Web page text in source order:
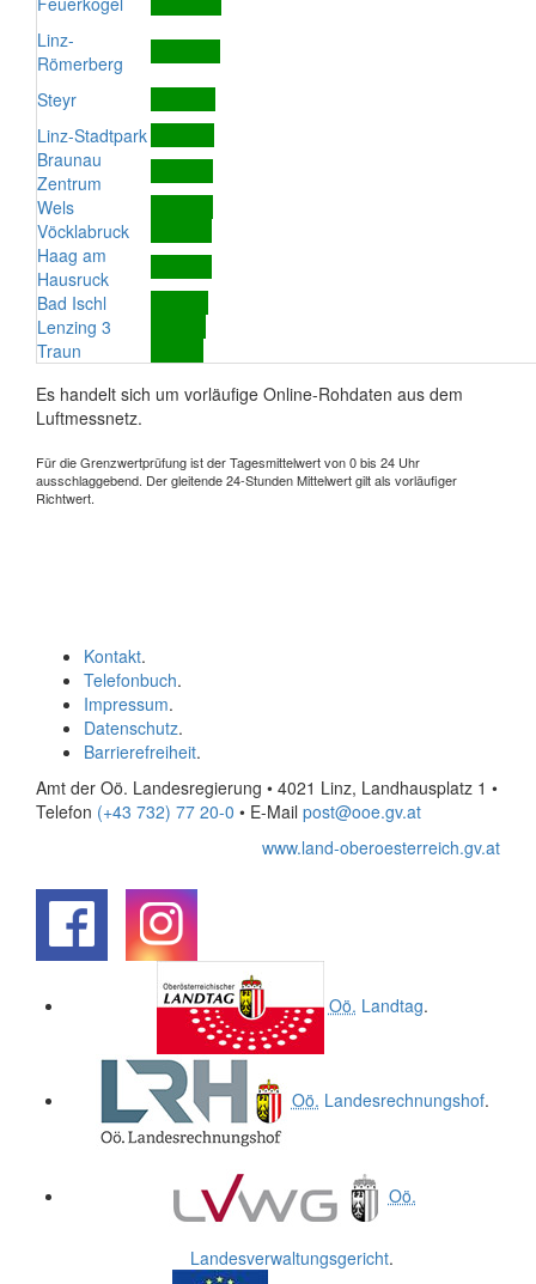
Linz-
Römerberg
Steyr
Linz-Stadtpark
Braunau
Zentrum
Wels
Vöcklabruck
Haag am
Hausruck
Bad Ischl
Lenzing 3
Traun
Es handelt sich um vorläufige Online-Rohdaten aus dem
Luftmessnetz.
Für die Grenzwertprüfung ist der Tagesmittelwert von 0 bis 24 Uhr
ausschlaggebend. Der gleitende 24-Stunden Mittelwert gilt als vorläufiger
Richtwert.
Kontakt.
Telefonbuch.
Impressum.
Datenschutz.
Barrierefreiheit.
Amt der Oö. Landesregierung • 4021 Linz, Landhausplatz 1 •
Telefon (+43 732) 77 20-0 • E-Mail post@ooe.gv.at
www.land-oberoesterreich.gv.at
Oö. Landtag.
Oö. Landesrechnungshof.
Oö.
Landesverwaltungsgericht.